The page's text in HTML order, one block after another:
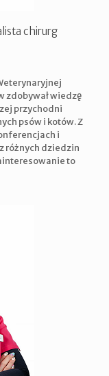
chirurg
zdobywał wiedzę
przychodni
psów i kotów. Z
i
różnych dziedzin
to